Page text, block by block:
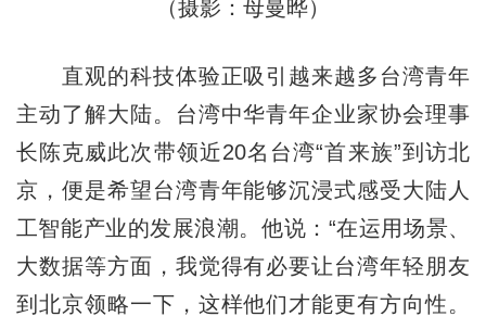
（摄影：母曼晔）
直观的科技体验正吸引越来越多台湾青年
主动了解大陆。台湾中华青年企业家协会理事
长陈克威此次带领近20名台湾“首来族”到访北
京，便是希望台湾青年能够沉浸式感受大陆人
工智能产业的发展浪潮。他说：“在运用场景、
大数据等方面，我觉得有必要让台湾年轻朋友
到北京领略一下，这样他们才能更有方向性。